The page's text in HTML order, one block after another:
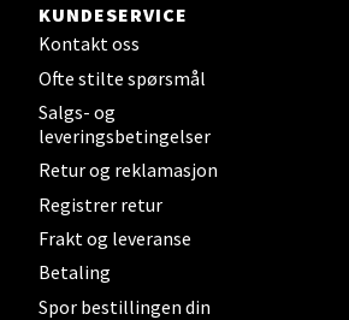
KUNDESERVICE
Kontakt oss
Ofte stilte spørsmål
Salgs- og
leveringsbetingelser
Retur og reklamasjon
Registrer retur
Frakt og leveranse
Betaling
Spor bestillingen din
Torgbakken 2, 5401 Stord
Oslo - Thon Senter Storo